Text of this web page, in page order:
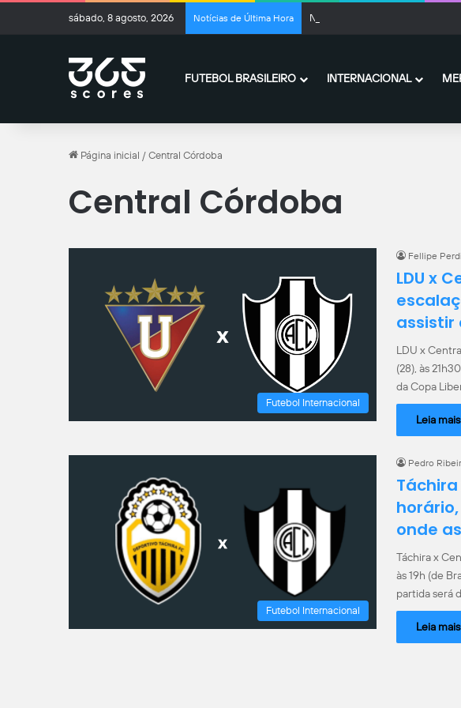
sábado, 8 agosto, 2026 Notícias de Última Hora Negociações com o Peñarol
FUTEBOL BRASILEIRO INTERNACIONAL
Página inicial / Central Córdoba
Central Córdoba
Futebol Internacional
Fellipe
LDU x
assistir
LDU x
(28), às
da Copa
Leia
Futebol Internacional
Pedro
onde
Táchira x
às 19h (de
partida será
Leia